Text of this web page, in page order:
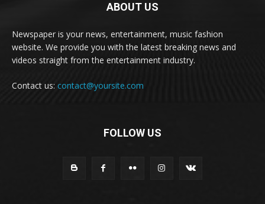
ABOUT US
Newspaper is your news, entertainment, music fashion
website. We provide you with the latest breaking news and
videos straight from the entertainment industry.
Contact us: contact@yoursite.com
FOLLOW US